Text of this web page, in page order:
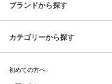
ブランドから探す
カテゴリーから探す
初めての方へ